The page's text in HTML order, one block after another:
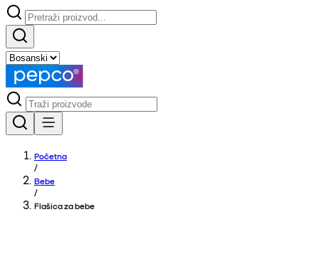
Početna
/
Bebe
/
Flašica za bebe